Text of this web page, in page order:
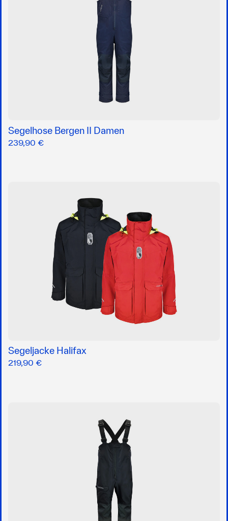
Segelhose Bergen II Damen
239,90 €
Segeljacke Halifax
219,90 €